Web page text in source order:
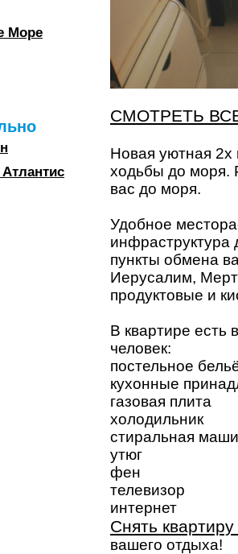
Море
СМОТРЕТЬ
Новая уютная
ходьбы до моря.
вас до моря.
Удобное
инфраструктура
пункты обмена
Иерусалим,
продуктовые и
В квартире есть
человек:
постельное
кухонные
газовая плита
холодильник
стиральная
утюг
фен
телевизор
интернет
Снять
вашего отдыха!